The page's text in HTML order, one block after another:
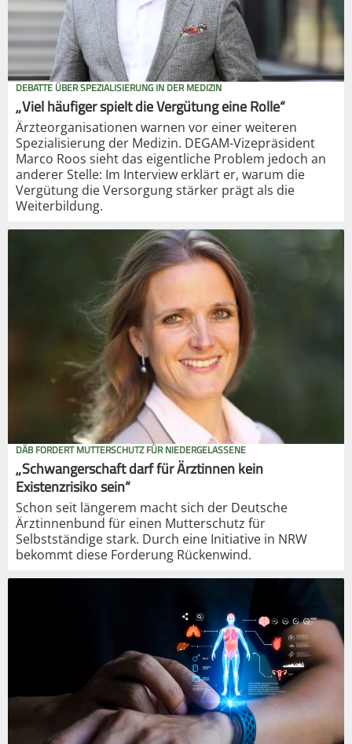
DEBATTE ÜBER SPEZIALISIERUNG IN DER MEDIZIN
„Viel häufiger spielt die Vergütung eine Rolle“
Ärzteorganisationen warnen vor einer weiteren
Spezialisierung der Medizin. DEGAM-Vizepräsident
Marco Roos sieht das eigentliche Problem jedoch an
anderer Stelle: Im Interview erklärt er, warum die
Vergütung die Versorgung stärker prägt als die
Weiterbildung.
DÄB FORDERT MUTTERSCHUTZ FÜR NIEDERGELASSENE
„Schwangerschaft darf für Ärztinnen kein
Existenzrisiko sein“
Schon seit längerem macht sich der Deutsche
Ärztinnenbund für einen Mutterschutz für
Selbstständige stark. Durch eine Initiative in NRW
bekommt diese Forderung Rückenwind.